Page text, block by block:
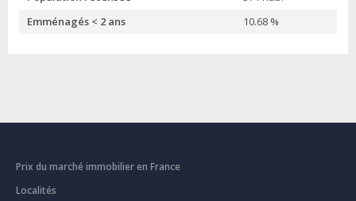
Emménagés < 2 ans
10.68 %
Prix du marché immobilier en France
Localités